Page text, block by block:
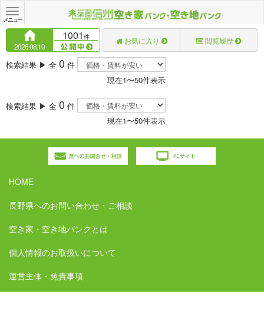
Toggle
navigation
メニュー
2026.08.10
1001件 お気に入り 閲覧履歴
検索結果 ▶ 全 0 件
現在1〜50件表示
検索結果 ▶ 全 0 件
現在1〜50件表示
HOME
長野県へのお問い合わせ・ご相談
空き家・空き地バンクとは
個人情報のお取扱いについて
運営主体・免責事項